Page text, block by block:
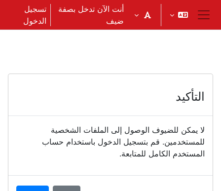
تخطى إلى المحتوى الرئيسي
واجهة جانبية
أنت الآن تدخل بصفة
ضيف
تسجيل
الدخول
التأكيد
لا يمكن للضيوف الوصول إلى الملفات الشخصية
للمستخدمين. قم بتسجيل الدخول باستخدام حساب
المستخدم الكامل للمتابعة.